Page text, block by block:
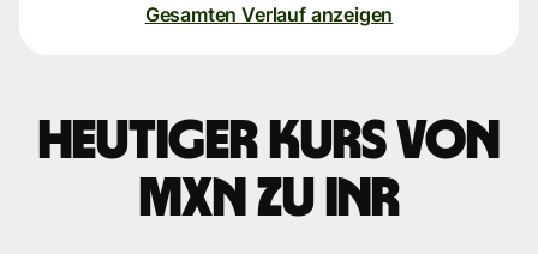
Gesamten Verlauf anzeigen
Heutiger Kurs von
MXN zu INR